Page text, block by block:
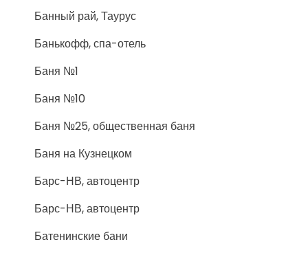
Банный рай, Таурус
Банькофф, спа-отель
Баня №1
Баня №10
Баня №25, общественная баня
Баня на Кузнецком
Барс-НВ, автоцентр
Барс-НВ, автоцентр
Батенинские бани